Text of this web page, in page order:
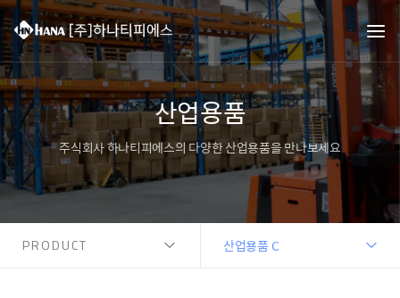
산업용품
주식회사 하나티피에스의 다양한 산업용품을 만나보세요
PRODUCT 산업용품 C